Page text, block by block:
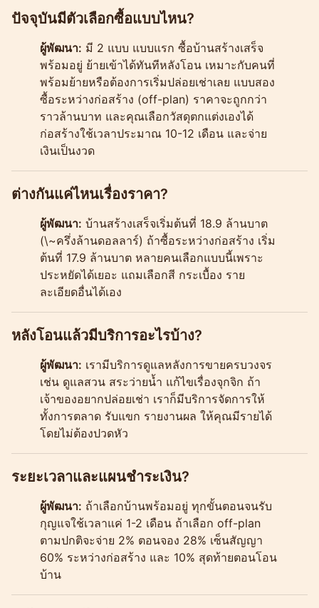
ปัจจุบันมีตัวเลือกซื้อแบบไหน?
ผู้พัฒนา: มี 2 แบบ แบบแรก ซื้อบ้านสร้างเสร็จ
พร้อมอยู่ ย้ายเข้าได้ทันทีหลังโอน เหมาะกับคนที่
พร้อมย้ายหรือต้องการเริ่มปล่อยเช่าเลย แบบสอง
ซื้อระหว่างก่อสร้าง (off-plan) ราคาจะถูกกว่า
ราวล้านบาท และคุณเลือกวัสดุตกแต่งเองได้
ก่อสร้างใช้เวลาประมาณ 10-12 เดือน และจ่าย
เงินเป็นงวด
ต่างกันแค่ไหนเรื่องราคา?
ผู้พัฒนา: บ้านสร้างเสร็จเริ่มต้นที่ 18.9 ล้านบาต
(\~ครึ่งล้านดอลลาร์) ถ้าซื้อระหว่างก่อสร้าง เริ่ม
ต้นที่ 17.9 ล้านบาต หลายคนเลือกแบบนี้เพราะ
ประหยัดได้เยอะ แถมเลือกสี กระเบื้อง ราย
ละเอียดอื่นได้เอง
หลังโอนแล้วมีบริการอะไรบ้าง?
ผู้พัฒนา: เรามีบริการดูแลหลังการขายครบวงจร
เช่น ดูแลสวน สระว่ายน้ำ แก้ไขเรื่องจุกจิก ถ้า
เจ้าของอยากปล่อยเช่า เราก็มีบริการจัดการให้
ทั้งการตลาด รับแขก รายงานผล ให้คุณมีรายได้
โดยไม่ต้องปวดหัว
ระยะเวลาและแผนชำระเงิน?
ผู้พัฒนา: ถ้าเลือกบ้านพร้อมอยู่ ทุกขั้นตอนจนรับ
กุญแจใช้เวลาแค่ 1-2 เดือน ถ้าเลือก off-plan
ตามปกติจะจ่าย 2% ตอนจอง 28% เซ็นสัญญา
60% ระหว่างก่อสร้าง และ 10% สุดท้ายตอนโอน
บ้าน